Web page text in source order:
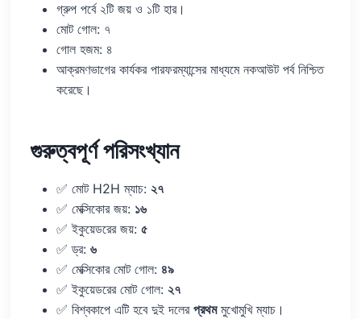
গ্রুপ পর্বে ২টি জয় ও ১টি হার।
মোট গোল: ৭
গোল হজম: ৪
আক্রমণভাগের কার্যকর পারফরম্যান্সের মাধ্যমে নকআউট পর্ব নিশ্চিত
করেছে।
গুরুত্বপূর্ণ পরিসংখ্যান
✅ মোট H2H ম্যাচ: ২৭
✅ মেক্সিকোর জয়: ১৬
✅ ইকুয়েডরের জয়: ৫
✅ ড্র: ৬
✅ মেক্সিকোর মোট গোল: ৪৯
✅ ইকুয়েডরের মোট গোল: ২৭
✅ বিশ্বকাপে এটি হবে দুই দলের প্রথমমুখোমুখি ম্যাচ।